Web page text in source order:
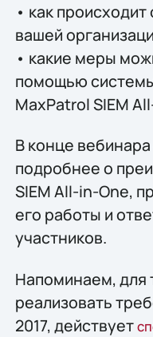
• как
вашей
• какие меры
помощью
MaxPatrol SIEM
В конце
подробнее о
SIEM All-in-One,
его работы и
участников.
Напоминаем, для
реализовать
2017, действует